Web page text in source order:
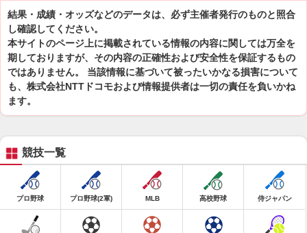
結果・成績・オッズなどのデータは、必ず主催者発行のものと照合
し確認してください。
本サイトのページ上に掲載されている情報の内容に関しては万全を
期しておりますが、その内容の正確性および安全性を保証するもの
ではありません。 当該情報に基づいて被ったいかなる損害について
も、株式会社NTTドコモおよび情報提供者は一切の責任を負いかね
ます。
競技一覧
プロ野球 プロ野球(2軍) MLB 高校野球 侍ジャパン